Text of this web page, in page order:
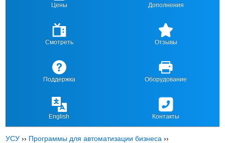
Цены Дополнения
Смотреть Отзывы
Поддержка Оборудование
English Контакты
УСУ ›› Программы для автоматизации бизнеса ››